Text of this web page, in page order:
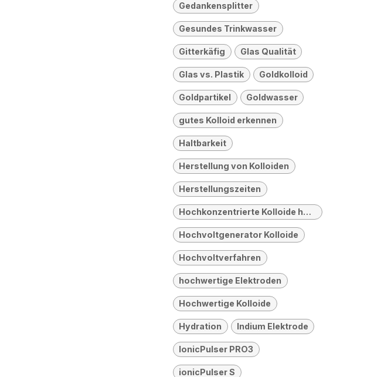
Gedankensplitter
Gesundes Trinkwasser
Gitterkäfig Glas Qualität
Glas vs. Plastik Goldkolloid
Goldpartikel Goldwasser
gutes Kolloid erkennen
Haltbarkeit
Herstellung von Kolloiden
Herstellungszeiten
Hochkonzentrierte Kolloide herstellen
Hochvoltgenerator Kolloide
Hochvoltverfahren
hochwertige Elektroden
Hochwertige Kolloide
Hydration Indium Elektrode
IonicPulser PRO3
ionicPulser S